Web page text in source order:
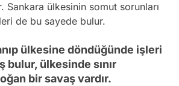
Sankara ülkesinin somut sorunları
de bu sayede bulur.
ülkesine döndüğünde işleri
bulur, ülkesinde sınır
bir savaş vardır.